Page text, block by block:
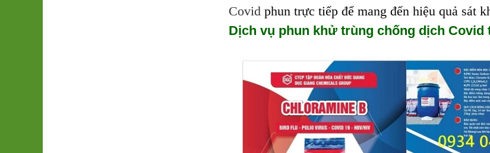
Covid phun trực tiếp để mang đến hiệu quả sát
Dịch vụ phun khử trùng chống dịch Covid